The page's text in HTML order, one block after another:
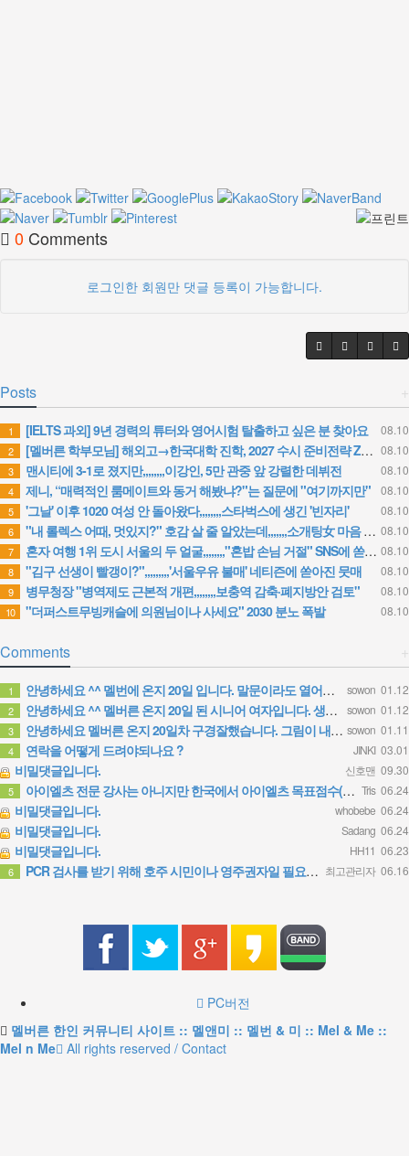
0 Comments
로그인한 회원만 댓글 등록이 가능합니다.
+
Posts
08.10
1 [IELTS 과외] 9년 경력의 튜터와 영어시험 탈출하고 싶은 분 찾아요
08.10
2 [멜버른 학부모님] 해외고→한국대학 진학, 2027 수시 준비전략 ZOOM 설명회｜8/14 오후 8시
08.10
3 맨시티에 3-1로 졌지만,,,,,,,,이강인, 5만 관중 앞 강렬한 데뷔전
08.10
4 제니, “매력적인 룸메이트와 동거 해봤냐?"는 질문에 "여기까지만"
08.10
5 '그날' 이후 1020 여성 안 돌아왔다,,,,,,,,스타벅스에 생긴 '빈자리'
08.10
6 "내 롤렉스 어때, 멋있지?" 호감 살 줄 알았는데,,,,,,,소개팅女 마음 뺏은 건 따로
08.10
7 혼자 여행 1위 도시 서울의 두 얼굴,,,,,,,,"혼밥 손님 거절" SNS에 쏟아진 경험담
08.10
8 "김구 선생이 빨갱이?",,,,,,,,,'서울우유 불매' 네티즌에 쏟아진 뭇매
08.10
9 병무청장 "병역제도 근본적 개편,,,,,,,,보충역 감축·폐지방안 검토"
08.10
10 "더퍼스트무빙캐슬에 의원님이나 사세요" 2030 분노 폭발
+
Comments
sowon 01.12
1 안녕하세요 ^^ 멜번에 온지 20일 입니다. 말문이라도 열어보려고 글 보냅니다. 정말 반가운 소식인데 시간이…
sowon 01.12
2 안녕하세요 ^^ 멜버른 온지 20일 된 시니어 여자입니다. 생소한 곳이다보니 말문이라도 열어보려고 문자 드려…
sowon 01.11
3 안녕하세요 멜버른 온지 20일차 구경잘했습니다. 그림이 내마음입니다.
JINKI 03.01
4 연락을 어떻게 드려야되나요 ?
신호맨 09.30
비밀댓글입니다.
Tris 06.24
5 아이엘츠 전문 강사는 아니지만 한국에서 아이엘츠 목표점수(6.0)통과하고 호주대학 입학했어요 연락주시면 제가…
whobebe 06.24
비밀댓글입니다.
Sadang 06.24
비밀댓글입니다.
HH11 06.23
비밀댓글입니다.
최고관리자 06.16
6 PCR 검사를 받기 위해 호주 시민이나 영주권자일 필요는 없습니다. 가까운 무료 검사 클리닉에 방문 하시면 …
PC버전
멜버른 한인 커뮤니티 사이트 :: 멜앤미 :: 멜번 & 미 :: Mel & Me ::
Mel n Me All rights reserved / Contact